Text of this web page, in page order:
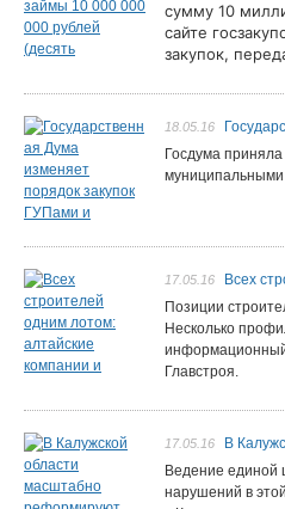
сумму 10
сайте
закупок,
18.05.16
Госдума
муниципальными
17.05.16
Всех
Позиции
Несколько
информационный
Главстроя.
17.05.16
В
Ведение единой
нарушений в